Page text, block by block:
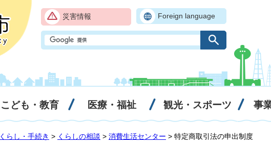
災害情報 Foreign language
こども・教育 医療・福祉 観光・スポーツ 事
くらし・手続き > くらしの相談 > 消費生活センター > 特定商取引法の申出制度